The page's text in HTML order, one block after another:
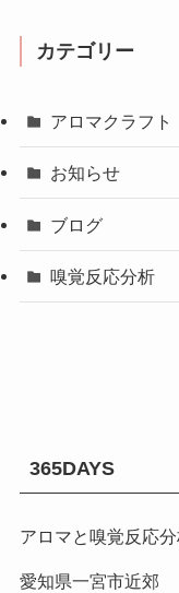
カテゴリー
アロマクラフト
お知らせ
ブログ
嗅覚反応分析
365DAYS
アロマと嗅覚反応
愛知県一宮市近郊